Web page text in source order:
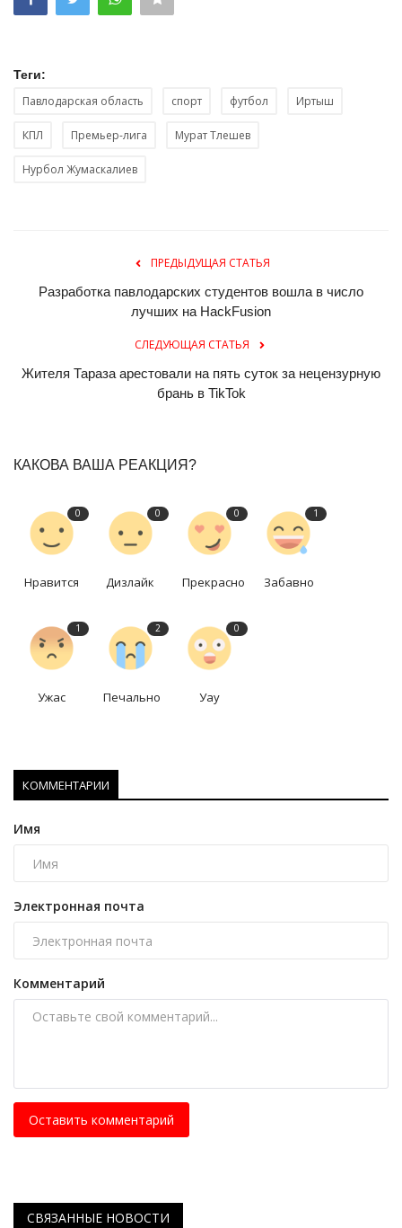
Теги:
Павлодарская область спорт футбол Иртыш
КПЛ Премьер-лига Мурат Тлешев
Нурбол Жумаскалиев
ПРЕДЫДУЩАЯ СТАТЬЯ
Разработка павлодарских студентов вошла в число
лучших на HackFusion
СЛЕДУЮЩАЯ СТАТЬЯ
Жителя Тараза арестовали на пять суток за нецензурную
брань в TikTok
КАКОВА ВАША РЕАКЦИЯ?
0
Нравится
0
Дизлайк
0
Прекрасно
1
Забавно
1
Ужас
2
Печально
0
Уау
КОММЕНТАРИИ
Имя
Электронная почта
Комментарий
Оставить комментарий
СВЯЗАННЫЕ НОВОСТИ